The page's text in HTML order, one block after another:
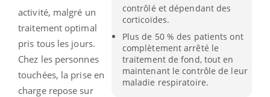
contrôlé et dépendant des
corticoïdes.
Plus de 50 % des patients ont
complètement arrêté le
traitement de fond, tout en
maintenant le contrôle de leur
maladie respiratoire.
activité, malgré un
traitement optimal
pris tous les jours.
Chez les personnes
touchées, la prise en
charge repose sur